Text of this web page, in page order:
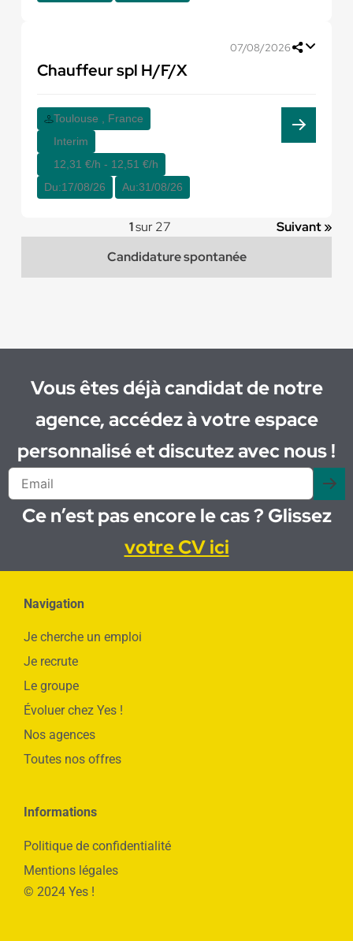
07/08/2026
Chauffeur spl H/F/X
Toulouse , France
Interim
12,31 €/h - 12,51 €/h
Du:17/08/26 Au:31/08/26
1sur 27
Suivant »
Candidature spontanée
Vous êtes déjà candidat de notre
agence, accédez à votre espace
personnalisé et discutez avec nous !
Ce n’est pas encore le cas ? Glissez
votre CV ici
Navigation
Je cherche un emploi
Je recrute
Le groupe
Évoluer chez Yes !
Nos agences
Toutes nos offres
Informations
Politique de confidentialité
Mentions légales
© 2024 Yes !